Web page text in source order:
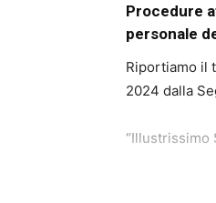
Procedure
personale
Riportiamo il
2024 dalla
“Illustrissimo